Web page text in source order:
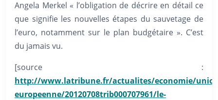
Angela Merkel « l’obligation de décrire en détail ce
que signifie les nouvelles étapes du sauvetage de
l’euro, notamment sur le plan budgétaire ». C’est
du jamais vu.
[source :
http://www.latribune.fr/actualites/economie/
europeenne/20120708trib000707961/le-